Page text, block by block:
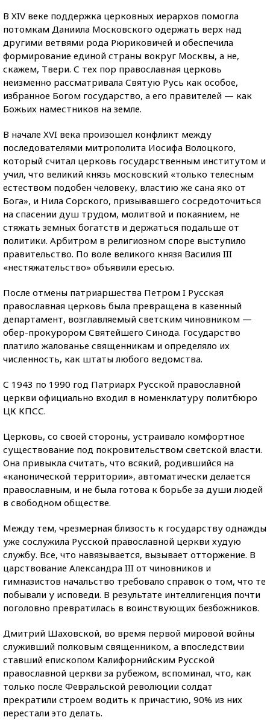
В XIV веке поддержка церковных иерархов помогла
потомкам Даниила Московского одержать верх над
другими ветвями рода Рюриковичей и обеспечила
формирование единой страны вокруг Москвы, а не,
скажем, Твери. С тех пор православная церковь
неизменно рассматривала Святую Русь как особое,
избранное Богом государство, а его правителей — как
Божьих наместников на земле.
В начале XVI века произошел конфликт между
последователями митрополита Иосифа Волоцкого,
который считал церковь государственным институтом и
учил, что великий князь московский «только телесным
естеством подобен человеку, властию же сана яко от
Бога», и Нила Сорского, призывавшего сосредоточиться
на спасении душ трудом, молитвой и покаянием, не
стяжать земных богатств и держаться подальше от
политики. Арбитром в религиозном споре выступило
правительство. По воле великого князя Василия III
«нестяжательство» объявили ересью.
После отмены патриаршества Петром I Русская
православная церковь была превращена в казенный
департамент, возглавляемый светским чиновником —
обер-прокурором Святейшего Синода. Государство
платило жалованье священникам и определяло их
численность, как штаты любого ведомства.
С 1943 по 1990 год Патриарх Русской православной
церкви официально входил в номенклатуру политбюро
ЦК КПСС.
Церковь, со своей стороны, устраивало комфортное
существование под покровительством светской власти.
Она привыкла считать, что всякий, родившийся на
«канонической территории», автоматически делается
православным, и не была готова к борьбе за души людей
в свободном обществе.
Между тем, чрезмерная близость к государству однажды
уже сослужила Русской православной церкви худую
службу. Все, что навязывается, вызывает отторжение. В
царствование Александра III от чиновников и
гимназистов начальство требовало справок о том, что те
побывали у исповеди. В результате интеллигенция почти
поголовно превратилась в воинствующих безбожников.
Дмитрий Шаховской, во время первой мировой войны
служивший полковым священником, а впоследствии
ставший епископом Калифорнийским Русской
православной церкви за рубежом, вспоминал, что, как
только после Февральской революции солдат
прекратили строем водить к причастию, 90% из них
перестали это делать.